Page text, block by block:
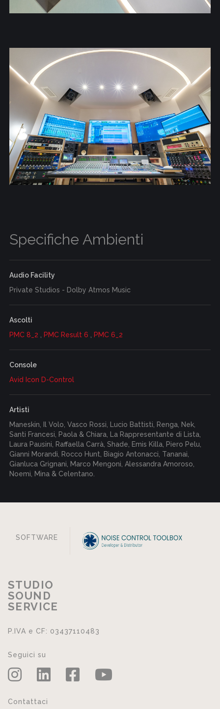
Specifiche Ambienti
Audio Facility
Private Studios - Dolby Atmos Music
Ascolti
PMC 8_2 , PMC Result 6 , PMC 6_2
Console
Avid Icon D-Control
Artisti
Maneskin, Il Volo, Vasco Rossi, Lucio Battisti, Renga, Nek,
Santi Francesi, Paola & Chiara, La Rappresentante di Lista,
Laura Pausini, Raffaella Carrà, Shade, Emis Killa, Piero Pelu,
Gianni Morandi, Rocco Hunt, Biagio Antonacci, Tananai,
Gianluca Grignani, Marco Mengoni, Alessandra Amoroso,
Noemi, Mina & Celentano.
SOFTWARE
STUDIO
SOUND
SERVICE
P.IVA e CF: 03437110483
Seguici su
Contattaci